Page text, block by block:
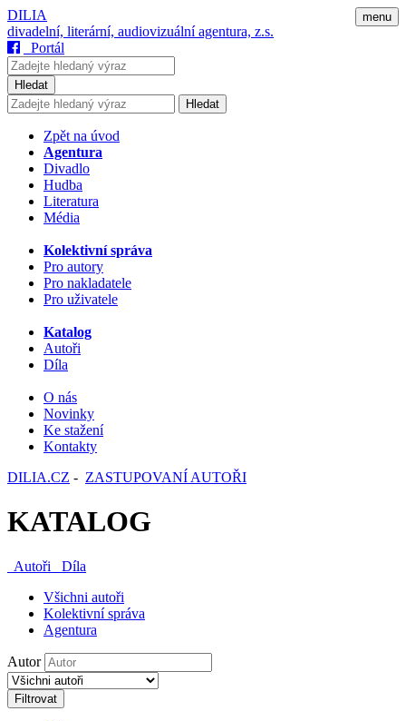
menu
DILIA
divadelní, literární, audiovizuální agentura, z.s.
Portál
Hledat
Hledat
Zpět na úvod
Agentura
Divadlo
Hudba
Literatura
Média
Kolektivní správa
Pro autory
Pro nakladatele
Pro uživatele
Katalog
Autoři
Díla
O nás
Novinky
Ke stažení
Kontakty
DILIA.CZ - ZASTUPOVANÍ AUTOŘI
KATALOG
Autoři
Díla
Všichni autoři
Kolektivní správa
Agentura
Autor
Filtrovat